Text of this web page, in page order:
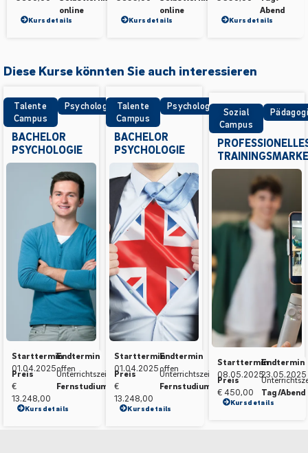
online
Kursdetails
online
Kursdetails
Abend
Kursdetails
Diese Kurse könnten Sie auch interessieren
Talente
Campus
Psychologie
BACHELOR
PSYCHOLOGIE
Endtermin
offen
Starttermin
01.04.2025
Preis
€
13.248,00
Unterrichtszeit
Fernstudium
Kursdetails
Talente
Campus
Psychologie
BACHELOR
PSYCHOLOGIE
Endtermin
offen
Starttermin
01.04.2025
Preis
€
13.248,00
Unterrichtszeit
Fernstudium
Kursdetails
Sozial
Campus
Endtermin
23.05.2025
Starttermin
08.05.2025
Preis
€ 450,00
Tag /Abend
Kursdetails